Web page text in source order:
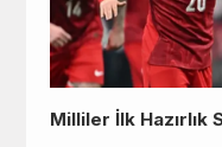
Milliler İlk Hazırlık